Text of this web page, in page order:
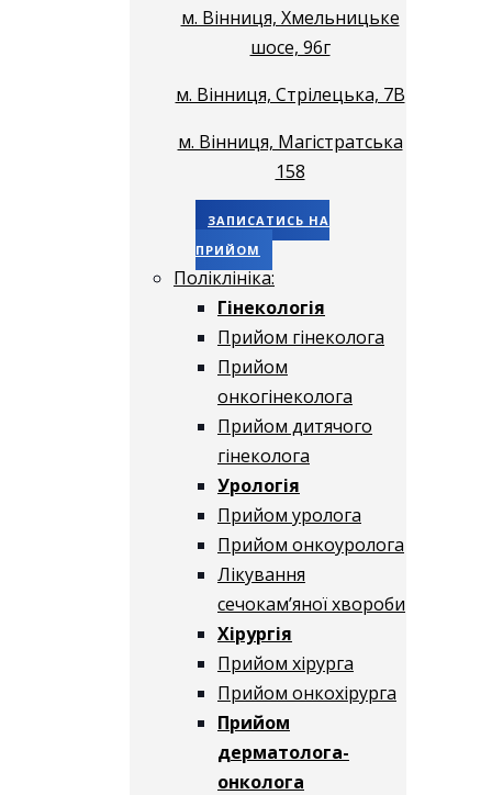
м. Вінниця, Хмельницьке
шосе, 96г
м. Вінниця, Стрілецька, 7В
м. Вінниця, Магістратська
158
ЗАПИСАТИСЬ НА
ПРИЙОМ
Поліклініка:
Гінекологія
Прийом гінеколога
Прийом
онкогінеколога
Прийом дитячого
гінеколога
Урологія
Прийом уролога
Прийом онкоуролога
Лікування
сечокам’яної хвороби
Хірургія
Прийом хірурга
Прийом онкохірурга
Прийом
дерматолога-
онколога